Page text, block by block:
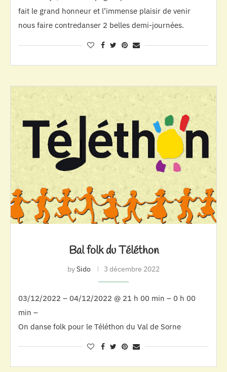
fait le grand honneur et l’immense plaisir de venir
nous faire contredanser 2 belles demi-journées.
Bal folk du Téléthon
bySido 3 décembre 2022
03/12/2022 – 04/12/2022 @ 21 h 00 min – 0 h 00
min –
On danse folk pour le Téléthon du Val de Sorne